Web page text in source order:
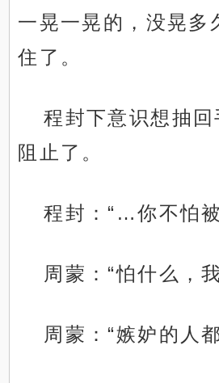
一晃一晃的，没晃多
住了。
程封下意识想抽
阻止了。
程封：“…你不怕
周蒙：“怕什么，
周蒙：“嫉妒的人